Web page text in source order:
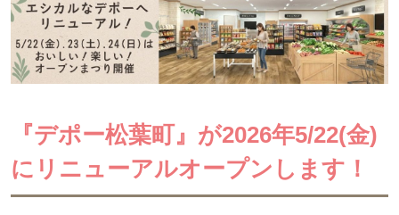
『デポー松葉町』が2026年5/22(金)
にリニューアルオープンします！